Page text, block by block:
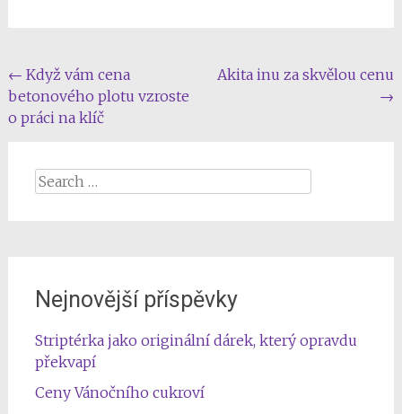
Post
navigation
← Když vám cena
betonového plotu vzroste
o práci na klíč
Akita inu za skvělou cenu
→
Search
Nejnovější příspěvky
Striptérka jako originální dárek, který opravdu
překvapí
Ceny Vánočního cukroví